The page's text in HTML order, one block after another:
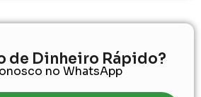
de Dinheiro Rápido?
no WhatsApp